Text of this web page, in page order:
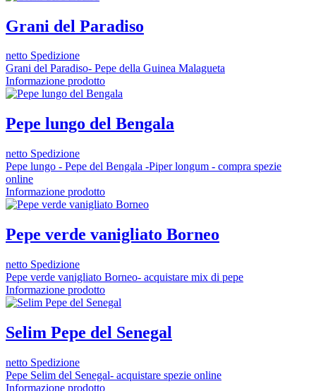
Grani del Paradiso
netto Spedizione
Grani del Paradiso- Pepe della Guinea Malagueta
Informazione prodotto
Pepe lungo del Bengala
netto Spedizione
Pepe lungo - Pepe del Bengala -Piper longum - compra spezie
online
Informazione prodotto
Pepe verde vanigliato Borneo
netto Spedizione
Pepe verde vanigliato Borneo- acquistare mix di pepe
Informazione prodotto
Selim Pepe del Senegal
netto Spedizione
Pepe Selim del Senegal- acquistare spezie online
Informazione prodotto